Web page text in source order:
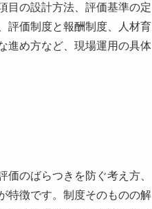
目の設計方法、評価基準の定
評価制度と報酬制度、人材育
進め方など、現場運用の具体
のばらつきを防ぐ考え方、
特徴です。制度そのものの解